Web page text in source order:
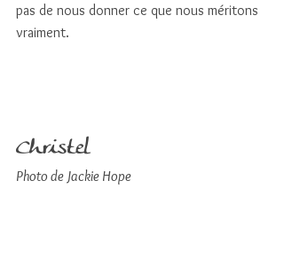
pas de nous donner ce que nous méritons
vraiment.
Christel
Photo de Jackie Hope